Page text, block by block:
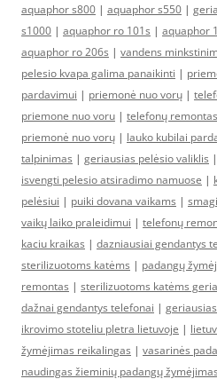
aquaphor s800 | aquaphor s550 |
s1000 | aquaphor ro 101s | aquaphor
aquaphor ro 206s | vandens
pelesio kvapa galima panaikinti |
pardavimui | priemonė nuo vorų |
priemone nuo voru | telefonų remontas
priemonė nuo vorų | lauko kubilai
talpinimas | geriausias pelėsio valiklis |
isvengti pelesio atsiradimo namuose |
pelėsiui | puiki dovana vaikams |
vaikų laiko praleidimui | telefonų
kaciu kraikas | dazniausiai gendantys
sterilizuotoms katėms | padangų
remontas | sterilizuotoms katėms
dažnai gendantys telefonai |
ikrovimo stoteliu pletra lietuvoje |
žymėjimas reikalingas | vasarinės
naudingas žieminių padangų žymėjimas